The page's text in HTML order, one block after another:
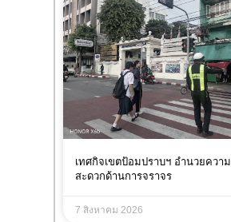
เทศกิจเขตป้อมปราบฯ อำนวยความ
สะดวกด้านการจราจร
7 สิงหาคม 2026